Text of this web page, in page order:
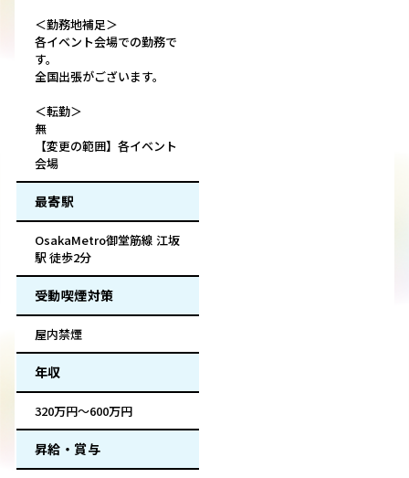
＜勤務地補足＞
各イベント会場での勤務で
す。
全国出張がございます。
＜転勤＞
無
【変更の範囲】各イベント
会場
最寄駅
OsakaMetro御堂筋線 江坂
駅 徒歩2分
受動喫煙対策
屋内禁煙
年収
320万円～600万円
昇給・賞与